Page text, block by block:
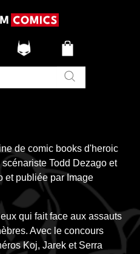
de comic books d'heroic
Todd Dezago et
et publiée par Image
qui fait face aux assauts
Avec le concours
Koj, Jarek et Serra